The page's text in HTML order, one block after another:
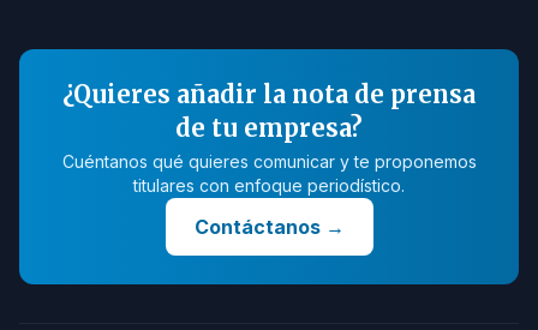
¿Quieres añadir la nota de prensa
de tu empresa?
Cuéntanos qué quieres comunicar y te proponemos
titulares con enfoque periodístico.
Contáctanos→